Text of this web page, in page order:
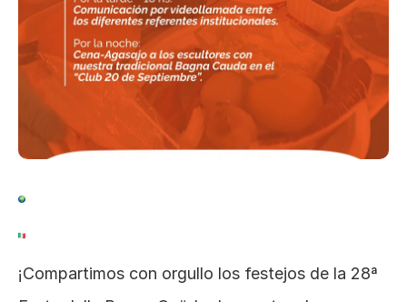
¡Compartimos con orgullo los festejos de la 28ª